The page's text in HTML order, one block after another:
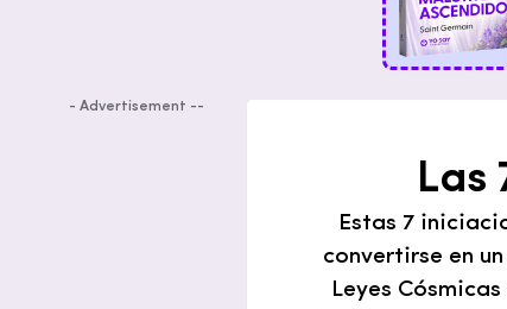
- Advertisement --
Las
Estas 7
convertirse en
Leyes